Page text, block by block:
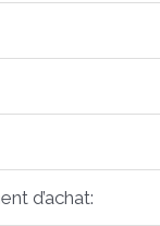
d’achat: